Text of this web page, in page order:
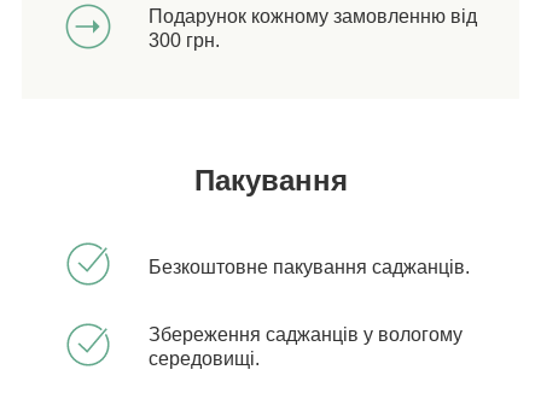
Подарунок кожному замовленню від
300 грн.
Пакування
Безкоштовне пакування саджанців.
Збереження саджанців у вологому
середовищі.